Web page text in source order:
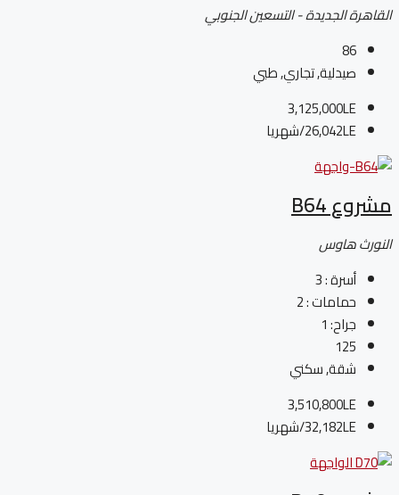
القاهرة الجديدة - التسعين الجنوبي
86
صيدلية, تجاري, طبي
3,125,000LE
26,042LE/شهريا
مشروع B64
النورث هاوس
أسرة :3
حمامات :2
جراح:1
125
شقة, سكني
3,510,800LE
32,182LE/شهريا